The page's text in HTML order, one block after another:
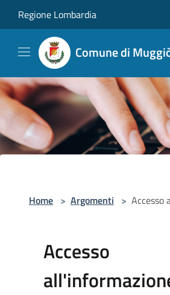
Regione Lombardia
Comune di
Home > Argomenti > Accesso
Accesso